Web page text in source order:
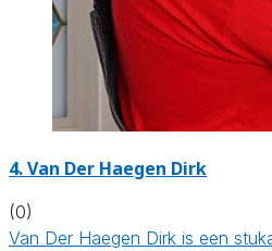
4. Van Der Haegen Dirk
(0)
Van Der Haegen Dirk is een